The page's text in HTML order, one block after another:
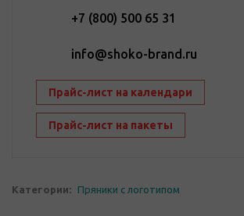
+7 (800) 500 65 31
info@shoko-brand.ru
Прайс-лист на календари
Прайс-лист на пакеты
Категории: Пряники с логотипом